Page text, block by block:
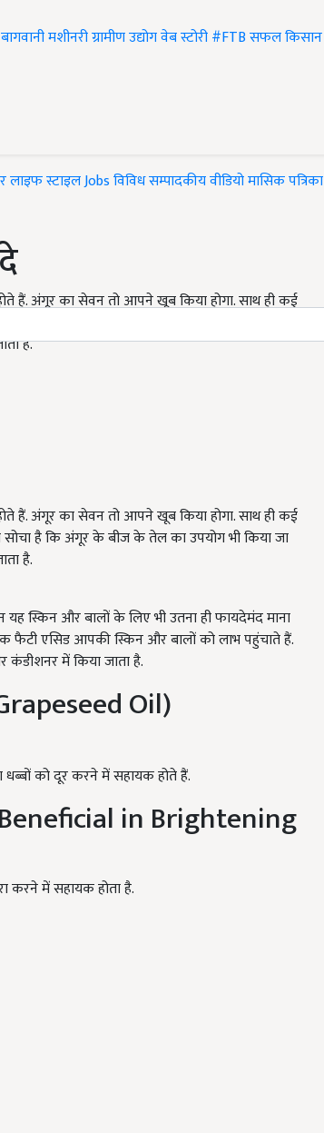
बागवानीमशीनरीग्रामीण उद्योगवेब स्टोरी#FTBसफल किसान
लाइफ स्टाइलJobsविविधसम्पादकीयवीडियोमासिक पत्रिका
हैं. अंगूर का सेवन तो आपने खूब किया होगा. साथ ही कई
है.
हैं. अंगूर का सेवन तो आपने खूब किया होगा. साथ ही कई
है कि अंगूर के बीज के तेल का उपयोग भी किया जा
है.
स्किन और बालों के लिए भी उतना ही फायदेमंद माना
फैटी एसिड आपकी स्किन और बालों को लाभ पहुंचाते हैं.
कंडीशनर में किया जाता है.
Oil)
धब्बों को दूर करने में सहायक होते हैं.
in Brightening
करने में सहायक होता है.